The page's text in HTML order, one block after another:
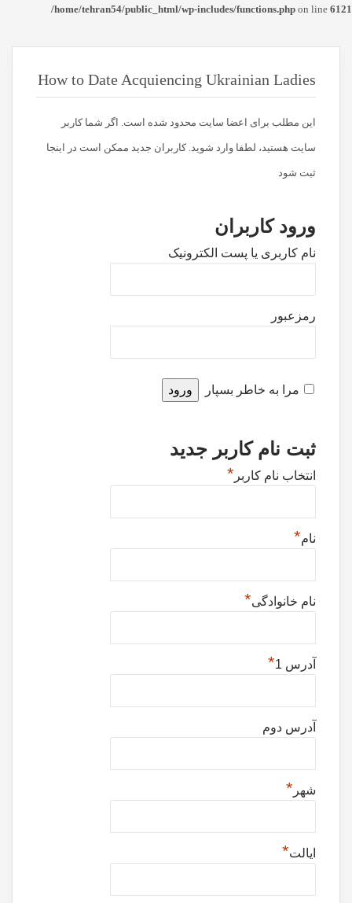
/home/tehran54/public_html/wp-includes/functions.php on line 6121
How to Date Acquiencing Ukrainian Ladies
این مطلب برای اعضا سایت محدود شده است. اگر شما کاربر
سایت هستید، لطفا وارد شوید. کاربران جدید ممکن است در اینجا
ثبت شود
ورود کاربران
نام کاربری یا پست الکترونیک
رمزعبور
مرا به خاطر بسپار
ثبت نام کاربر جدید
انتخاب نام کاربر *
نام*
نام خانوادگی*
آدرس 1 *
آدرس دوم
شهر *
ایالت*